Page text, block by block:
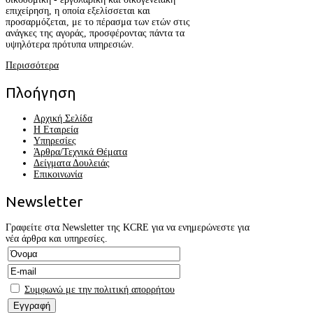
επιχείρηση, η οποία εξελίσσεται και
προσαρμόζεται, με το πέρασμα των ετών στις
ανάγκες της αγοράς, προσφέροντας πάντα τα
υψηλότερα πρότυπα υπηρεσιών.
Περισσότερα
Πλοήγηση
Αρχική Σελίδα
Η Εταιρεία
Υπηρεσίες
Άρθρα/Τεχνικά Θέματα
Δείγματα Δουλειάς
Επικοινωνία
Newsletter
Γραφείτε στα Newsletter της KCRE για να ενημερώνεστε για
νέα άρθρα και υπηρεσίες.
Συμφωνώ με την πολιτική απορρήτου